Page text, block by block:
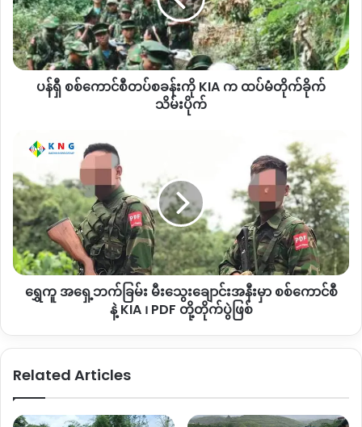
ဘက်ကိုPDFတွေရှိတယ်ထင်ပြီး ပစ်တာ ဒါပေမယ့် လက်နက်ကြီး
တစ်ချို့ကတော့ မြို့တွင်းရပ်ကွက်တစ်ချို့တွေမှာ ကျတာရှိတယ်”လို့
ပြောပါတယ်။
မိုးညှင်းမြို့နယ်တွင်းမှာ
စစ်ကောင်စီတပ်တွေနဲ့ကာကွယ်ရေးတပ်တွေ
မှာလည်း မိုးညှင်းမြို့နယ်
နှစ်ဖက်ထိတွေ့တိုက်ပွဲ
မိုညှင်းကာကွယ်ရေးတပ်ဘက်မှ
တစ်ဦးသေဆုံးခဲ့တဲ့
ဖြစ်စဉ်တွေရှိခဲ့ပါတယ်။
Copy URL
တပ်
စခန်း
ကို KIA က
ထပ်မံ
တိုက်ခိုက်
သိမ်းပိုက်
ပန်ရှီ စစ်ကောင်စီတပ်စခန်းကို KIA က ထပ်မံတိုက်ခိုက်
သိမ်းပိုက်
အရှေ့
ဘက်
ခြမ်း
မီးသွေး
ချောင်း
အနီး
မှာ
စစ်
ကောင်စီ
ဖြစ်
ရွှေကူ အရှေ့ဘက်ခြမ်း မီးသွေးချောင်းအနီးမှာ စစ်ကောင်စီ
နဲ့ KIA ၊ PDF တို့တိုက်ပွဲဖြစ်
Related Articles